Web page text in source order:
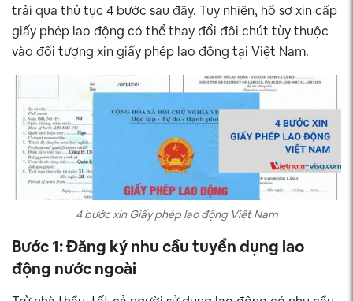
trải qua thủ tục 4 bước sau đây. Tuy nhiên, hồ sơ xin cấp
giấy phép lao động có thể thay đổi đôi chút tùy thuộc
vào đối tượng xin giấy phép lao động tại Việt Nam.
4 bước xin Giấy phép lao động Việt Nam
Bước 1: Đăng ký nhu cầu tuyển dụng lao
động nước ngoài